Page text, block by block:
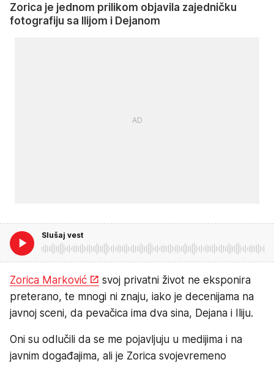
Zorica je jednom prilikom objavila zajedničku
fotografiju sa Ilijom i Dejanom
Slušaj vest
Zorica Marković
svoj privatni život ne eksponira
preterano, te mnogi ni znaju, iako je decenijama na
javnoj sceni, da pevačica ima dva sina, Dejana i Iliju.
Oni su odlučili da se me pojavljuju u medijima i na
javnim događajima, ali je Zorica svojevremeno